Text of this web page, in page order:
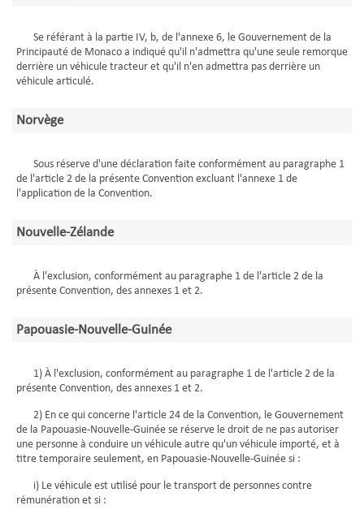
Se référant à la partie IV, b, de l'annexe 6, le Gouvernement de la
Principauté de Monaco a indiqué qu'il n'admettra qu'une seule remorque
derrière un véhicule tracteur et qu'il n'en admettra pas derrière un
véhicule articulé.
Norvège
Sous réserve d'une déclaration faite conformément au paragraphe 1
de l'article 2 de la présente Convention excluant l'annexe 1 de
l'application de la Convention.
Nouvelle-Zélande
À l'exclusion, conformément au paragraphe 1 de l'article 2 de la
présente Convention, des annexes 1 et 2.
Papouasie-Nouvelle-Guinée
1) À l'exclusion, conformément au paragraphe 1 de l'article 2 de la
présente Convention, des annexes 1 et 2.
2) En ce qui concerne l'article 24 de la Convention, le Gouvernement
de la Papouasie-Nouvelle-Guinée se réserve le droit de ne pas autoriser
une personne à conduire un véhicule autre qu'un véhicule importé, et à
titre temporaire seulement, en Papouasie-Nouvelle-Guinée si :
i) Le véhicule est utilisé pour le transport de personnes contre
rémunération et si :